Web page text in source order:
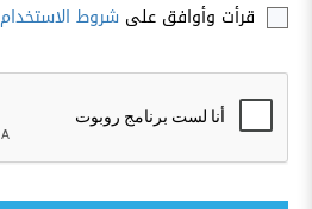
قرأت وأوافق على شروط الاستخدام